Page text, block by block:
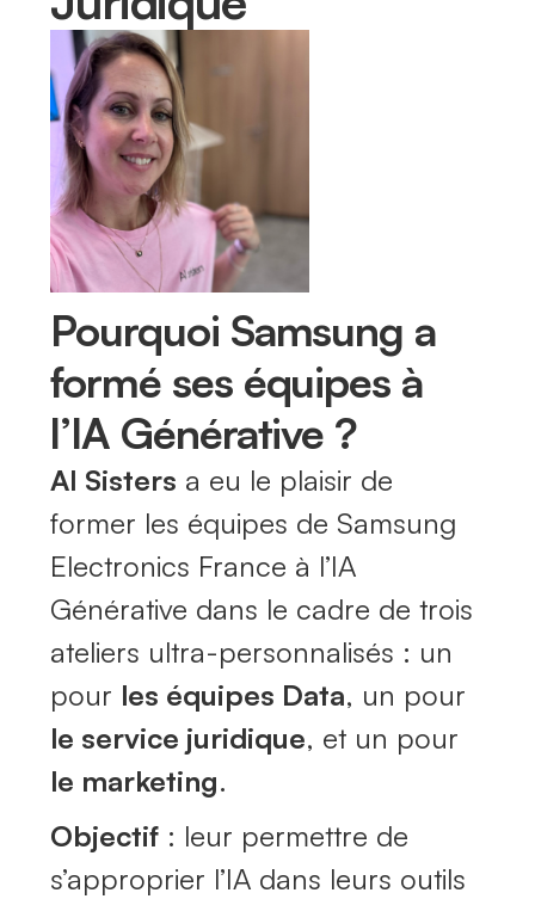
Pourquoi Samsung a
formé ses équipes à
l’IA Générative ?
AI Sisters a eu le plaisir de
former les équipes de Samsung
Electronics France à l’IA
Générative dans le cadre de trois
ateliers ultra-personnalisés : un
pour les équipes Data, un pour
le service juridique, et un pour
le marketing.
Objectif : leur permettre de
s’approprier l’IA dans leurs outils